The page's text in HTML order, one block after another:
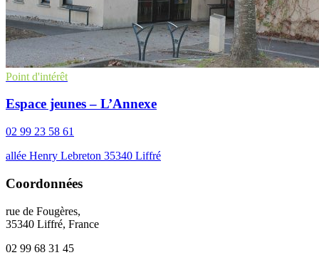
Point d'intérêt
Espace jeunes – L’Annexe
02 99 23 58 61
allée Henry Lebreton 35340 Liffré
Coordonnées
rue de Fougères,
35340 Liffré, France
02 99 68 31 45